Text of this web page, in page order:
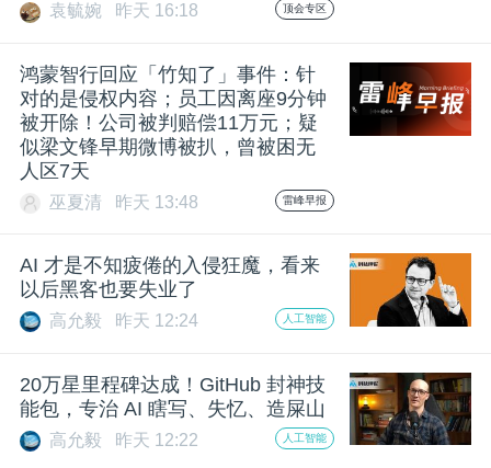
袁毓婉 昨天 16:18 顶会专区
鸿蒙智行回应「竹知了」事件：针
对的是侵权内容；员工因离座9分钟
被开除！公司被判赔偿11万元；疑
似梁文锋早期微博被扒，曾被困无
人区7天
巫夏清 昨天 13:48 雷峰早报
AI 才是不知疲倦的入侵狂魔，看来
以后黑客也要失业了
高允毅 昨天 12:24 人工智能
20万星里程碑达成！GitHub 封神技
能包，专治 AI 瞎写、失忆、造屎山
高允毅 昨天 12:22 人工智能